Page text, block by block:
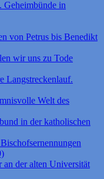
in
von Petrus bis Benedikt
wir uns zu Tode
Langstreckenlauf.
Welt des
in der katholischen
an der alten Universität